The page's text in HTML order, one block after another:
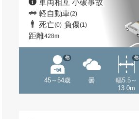
車両相互 小破事故
軽自動車(2)
死亡(0) 負傷(1)
距離428m
45～54歳
他
曇
幅5.5～
13.0m
他